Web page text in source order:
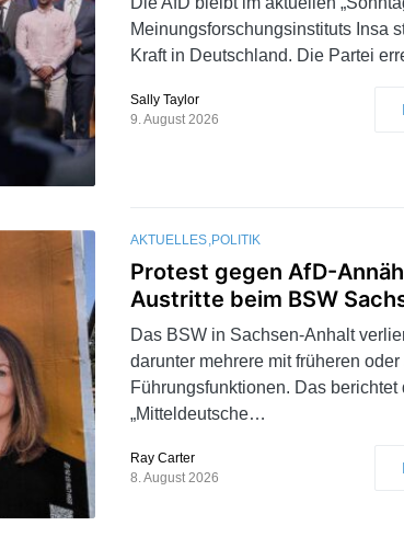
Meinungsforschungsinstituts Insa
Kraft in Deutschland. Die Partei
Sally Taylor
9. August 2026
AKTUELLES POLITIK
Protest gegen AfD-
Austritte beim BSW
Das BSW in Sachsen-Anhalt
darunter mehrere mit früheren
Führungsfunktionen. Das berichtet
„Mitteldeutsche…
Ray Carter
8. August 2026